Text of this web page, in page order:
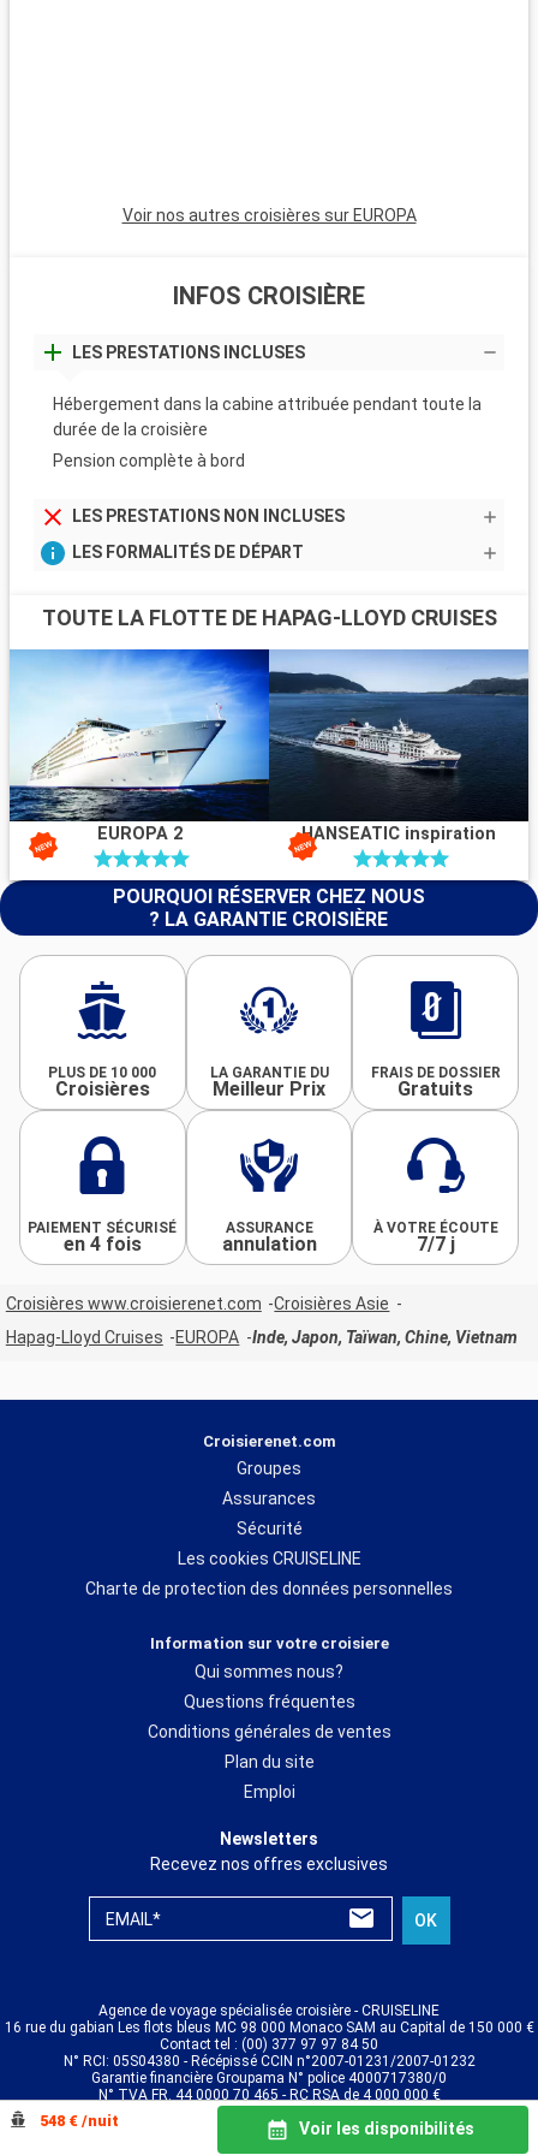
548 € /nuit Voir les disponibilités
Voir nos autres croisières sur EUROPA
INFOS CROISIÈRE
LES PRESTATIONS INCLUSES
Hébergement dans la cabine attribuée pendant toute la
durée de la croisière
Pension complète à bord
LES PRESTATIONS NON INCLUSES
LES FORMALITÉS DE DÉPART
TOUTE LA FLOTTE DE HAPAG-LLOYD CRUISES
EUROPA 2 HANSEATIC inspiration
POURQUOI RÉSERVER CHEZ NOUS
? LA GARANTIE CROISIÈRE
PLUS DE 10 000
Croisières
LA GARANTIE DU
Meilleur Prix
FRAIS DE DOSSIER
Gratuits
PAIEMENT SÉCURISÉ
en 4 fois
ASSURANCE
annulation
À VOTRE ÉCOUTE
7/7 j
Croisières www.croisierenet.com
Croisières Asie
Hapag-Lloyd Cruises
EUROPA Inde, Japon, Taïwan, Chine, Vietnam
Croisierenet.com
Groupes
Assurances
Sécurité
Les cookies CRUISELINE
Charte de protection des données personnelles
Information sur votre croisiere
Qui sommes nous?
Questions fréquentes
Conditions générales de ventes
Plan du site
Emploi
Newsletters
Recevez nos offres exclusives
EMAIL* OK
Agence de voyage spécialisée croisière - CRUISELINE
16 rue du gabian Les flots bleus MC 98 000 Monaco SAM au Capital de 150 000 €
Contact tel : (00) 377 97 97 84 50
N° RCI: 05S04380 - Récépissé CCIN n°2007-01231/2007-01232
Garantie financière Groupama N° police 4000717380/0
N° TVA FR. 44 0000 70 465 - RC RSA de 4 000 000 €
© CRUISELINE 2026 - all rights reserved